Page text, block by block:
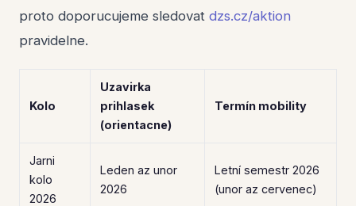
proto doporucujeme sledovat dzs.cz/aktion
pravidelne.
Kolo
Uzavirka
prihlasek
(orientacne)
Termín mobility
Jarni
kolo
2026
Leden az unor
2026
Letní semestr 2026
(unor az cervenec)